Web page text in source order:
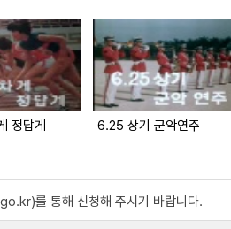
정답게 6.25 상기 군악연주
를 통해 신청해 주시기 바랍니다.